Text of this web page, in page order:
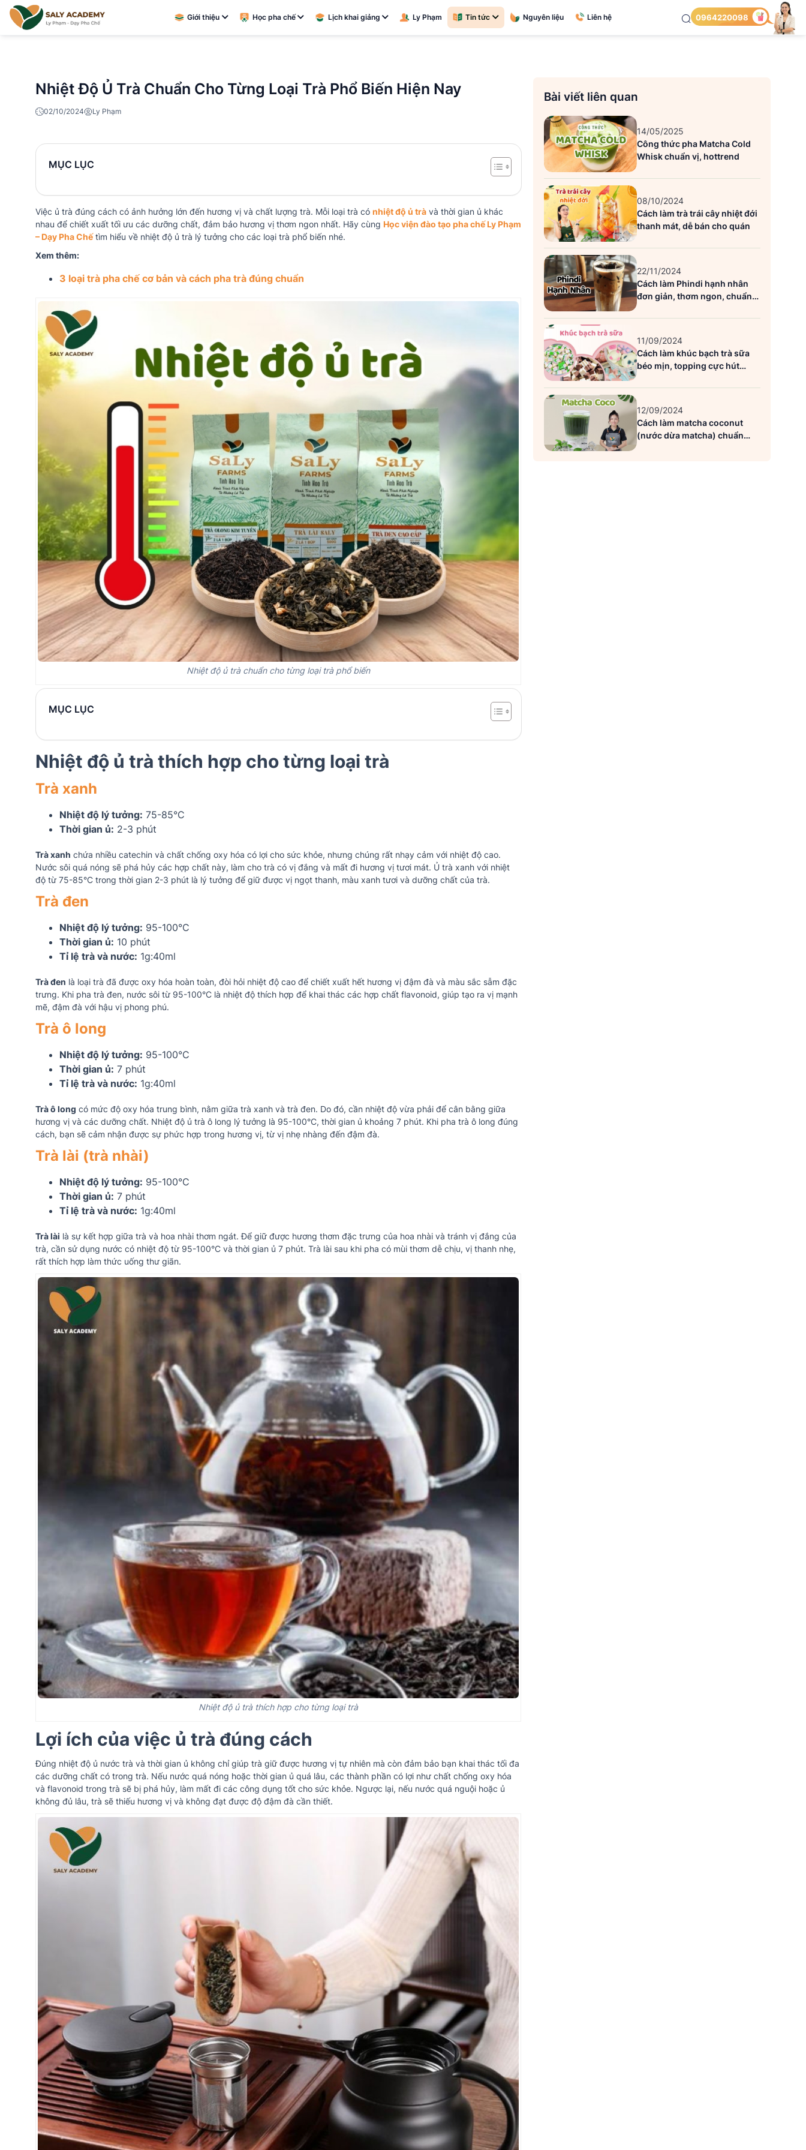
Giới thiệu Học pha chế Lịch khai giảng Ly Phạm Tin tức Nguyên liệu Liên hệ 0964220098
Nhiệt Độ Ủ Trà Chuẩn Cho Từng Loại Trà Phổ Biến Hiện Nay
02/10/2024 Ly Phạm
MỤC LỤC
Việc ủ trà đúng cách có ảnh hưởng lớn đến hương vị và chất lượng trà. Mỗi loại trà có nhiệt độ ủ tràvà thời gian ủ khác
nhau để chiết xuất tối ưu các dưỡng chất, đảm bảo hương vị thơm ngon nhất. Hãy cùng Học viện đào tạo pha chế Ly Phạm
– Dạy Pha Chếtìm hiểu về nhiệt độ ủ trà lý tưởng cho các loại trà phổ biến nhé.
Xem thêm:
3 loại trà pha chế cơ bản và cách pha trà đúng chuẩn
Nhiệt độ ủ trà chuẩn cho từng loại trà phổ biến
MỤC LỤC
Nhiệt độ ủ trà thích hợp cho từng loại trà
Trà xanh
Nhiệt độ lý tưởng: 75-85°C
Thời gian ủ: 2-3 phút
Trà xanh chứa nhiều catechin và chất chống oxy hóa có lợi cho sức khỏe, nhưng chúng rất nhạy cảm với nhiệt độ cao.
Nước sôi quá nóng sẽ phá hủy các hợp chất này, làm cho trà có vị đắng và mất đi hương vị tươi mát. Ủ trà xanh với nhiệt
độ từ 75-85°C trong thời gian 2-3 phút là lý tưởng để giữ được vị ngọt thanh, màu xanh tươi và dưỡng chất của trà.
Trà đen
Nhiệt độ lý tưởng: 95-100°C
Thời gian ủ: 10 phút
Tỉ lệ trà và nước: 1g:40ml
Trà đen là loại trà đã được oxy hóa hoàn toàn, đòi hỏi nhiệt độ cao để chiết xuất hết hương vị đậm đà và màu sắc sẫm đặc
trưng. Khi pha trà đen, nước sôi từ 95-100°C là nhiệt độ thích hợp để khai thác các hợp chất flavonoid, giúp tạo ra vị mạnh
mẽ, đậm đà với hậu vị phong phú.
Trà ô long
Nhiệt độ lý tưởng: 95-100°C
Thời gian ủ: 7 phút
Tỉ lệ trà và nước: 1g:40ml
Trà ô long có mức độ oxy hóa trung bình, nằm giữa trà xanh và trà đen. Do đó, cần nhiệt độ vừa phải để cân bằng giữa
hương vị và các dưỡng chất. Nhiệt độ ủ trà ô long lý tưởng là 95-100°C, thời gian ủ khoảng 7 phút. Khi pha trà ô long đúng
cách, bạn sẽ cảm nhận được sự phức hợp trong hương vị, từ vị nhẹ nhàng đến đậm đà.
Trà lài (trà nhài)
Nhiệt độ lý tưởng: 95-100°C
Thời gian ủ: 7 phút
Tỉ lệ trà và nước: 1g:40ml
Trà lài là sự kết hợp giữa trà và hoa nhài thơm ngát. Để giữ được hương thơm đặc trưng của hoa nhài và tránh vị đắng của
trà, cần sử dụng nước có nhiệt độ từ 95-100°C và thời gian ủ 7 phút. Trà lài sau khi pha có mùi thơm dễ chịu, vị thanh nhẹ,
rất thích hợp làm thức uống thư giãn.
Nhiệt độ ủ trà thích hợp cho từng loại trà
Lợi ích của việc ủ trà đúng cách
Đúng nhiệt độ ủ nước trà và thời gian ủ không chỉ giúp trà giữ được hương vị tự nhiên mà còn đảm bảo bạn khai thác tối đa
các dưỡng chất có trong trà. Nếu nước quá nóng hoặc thời gian ủ quá lâu, các thành phần có lợi như chất chống oxy hóa
và flavonoid trong trà sẽ bị phá hủy, làm mất đi các công dụng tốt cho sức khỏe. Ngược lại, nếu nước quá nguội hoặc ủ
không đủ lâu, trà sẽ thiếu hương vị và không đạt được độ đậm đà cần thiết.
Bài viết liên quan
14/05/2025
Công thức pha Matcha Cold
Whisk chuẩn vị, hottrend
08/10/2024
Cách làm trà trái cây nhiệt đới
thanh mát, dễ bán cho quán
22/11/2024
Cách làm Phindi hạnh nhân
đơn giản, thơm ngon, chuẩn
vị Highlands
11/09/2024
Cách làm khúc bạch trà sữa
béo mịn, topping cực hút
12/09/2024
Cách làm matcha coconut
(nước dừa matcha) chuẩn
siêu ngon